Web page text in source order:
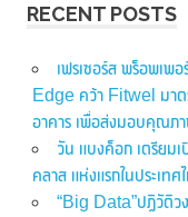
RECENT POSTS
เฟรเซอร์ส พร็อพเพ
Edge คว้า Fitwel มาต
อาคาร เพื่อส่งมอบคุณภา
วัน แบงค็อก เตรียม
คลาส แห่งแรกในประเทศ
“Big Data”ปฏิวัติว